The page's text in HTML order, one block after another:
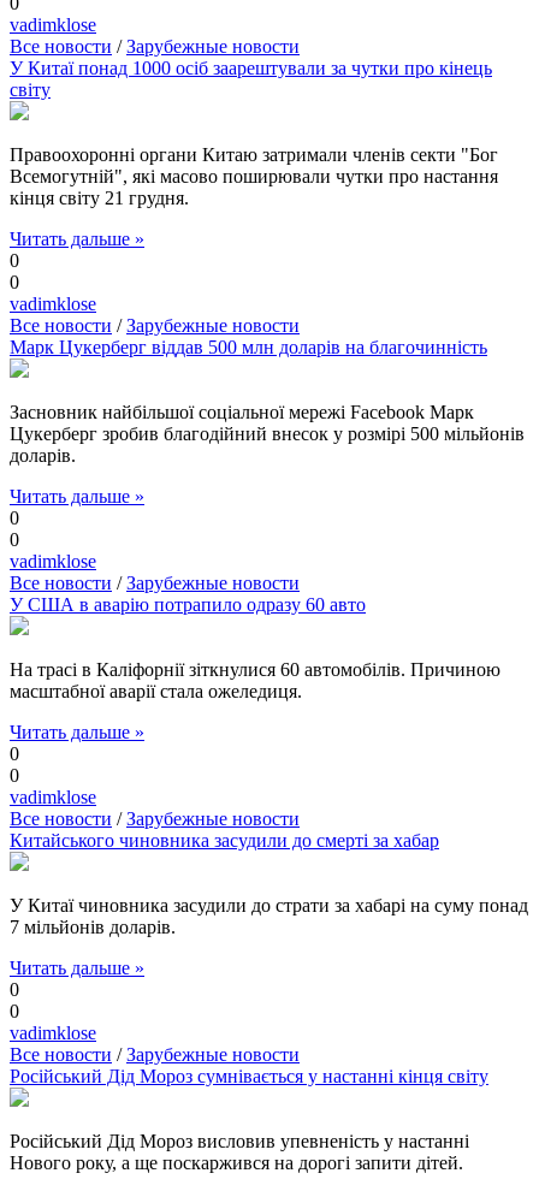
vadimklose
Все новости /Зарубежные новости
У Китаї понад 1000 осіб заарештували за чутки про кінець
світу
Правоохоронні органи Китаю затримали членів секти "Бог
Всемогутній", які масово поширювали чутки про настання
кінця світу 21 грудня.
Читать дальше »
0
0
vadimklose
Все новости /Зарубежные новости
Марк Цукерберг віддав 500 млн доларів на благочинність
Засновник найбільшої соціальної мережі Facebook Марк
Цукерберг зробив благодійний внесок у розмірі 500 мільйонів
доларів.
Читать дальше »
0
0
vadimklose
Все новости /Зарубежные новости
У США в аварію потрапило одразу 60 авто
На трасі в Каліфорнії зіткнулися 60 автомобілів. Причиною
масштабної аварії стала ожеледиця.
Читать дальше »
0
0
vadimklose
Все новости /Зарубежные новости
Китайського чиновника засудили до смерті за хабар
У Китаї чиновника засудили до страти за хабарі на суму понад
7 мільйонів доларів.
Читать дальше »
0
0
vadimklose
Все новости /Зарубежные новости
Російський Дід Мороз сумнівається у настанні кінця світу
Російський Дід Мороз висловив упевненість у настанні
Нового року, а ще поскаржився на дорогі запити дітей.